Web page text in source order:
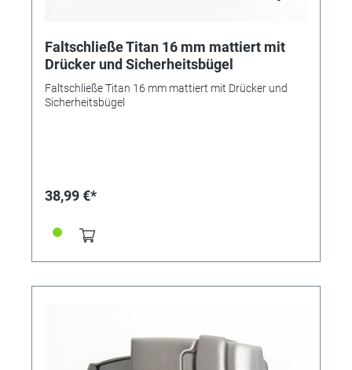
Faltschließe Titan 16 mm mattiert mit
Drücker und Sicherheitsbügel
Faltschließe Titan 16 mm mattiert mit Drücker und
Sicherheitsbügel
38,99 €*